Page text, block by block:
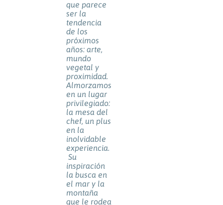
que parece
ser la
tendencia
de los
próximos
años: arte,
mundo
vegetal y
proximidad.
Almorzamos
en un lugar
privilegiado:
la mesa del
chef, un plus
en la
inolvidable
experiencia.
Su
inspiración
la busca en
el mar y la
montaña
que le rodea